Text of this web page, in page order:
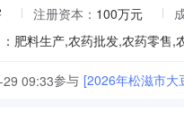
注册资本： 100万元
09:33参与 [2026年松滋市大